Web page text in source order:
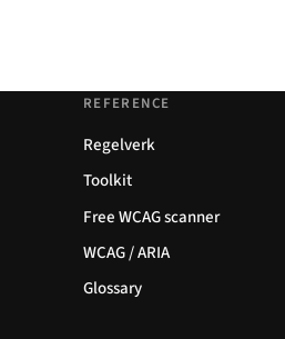
REFERENCE
Regelverk
Toolkit
Free WCAG scanner
WCAG / ARIA
Glossary